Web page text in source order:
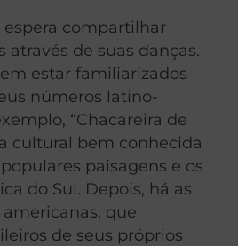
espera compartilhar
através de suas danças.
estar familiarizados
números latino-
“Chacareira de
cultural bem conhecida
paisagens e os
do Sul. Depois, há as
que
de seus próprios